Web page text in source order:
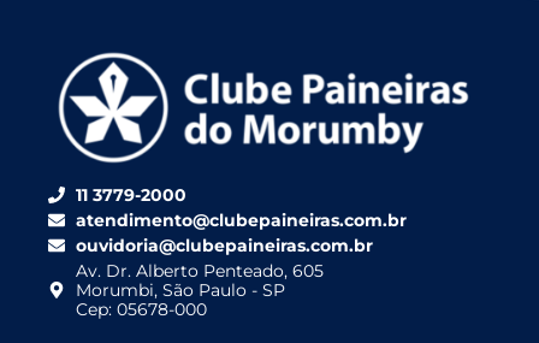
11 3779-2000
atendimento@clubepaineiras.com.br
ouvidoria@clubepaineiras.com.br
Av. Dr. Alberto Penteado, 605
Morumbi, São Paulo - SP
Cep: 05678-000